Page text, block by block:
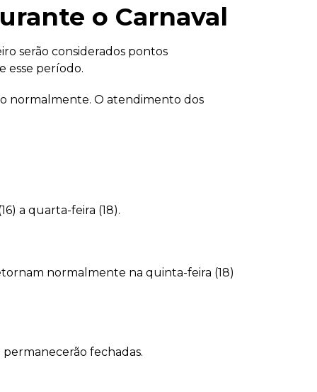
o Carnaval
serão considerados pontos
esse período.
normalmente. O atendimento dos
a quarta-feira (18).
normalmente na quinta-feira (18)
fechadas.